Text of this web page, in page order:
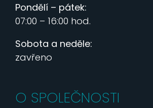
Pondělí – pátek:
07:00 – 16:00 hod.
Sobota a neděle:
zavřeno
O SPOLEČNOSTI